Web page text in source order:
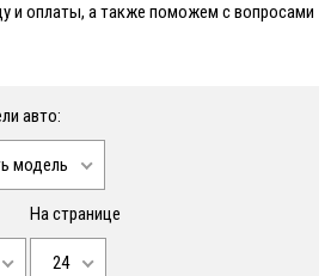
и оплаты, а также поможем с вопросами
авто:
модель
На странице
24